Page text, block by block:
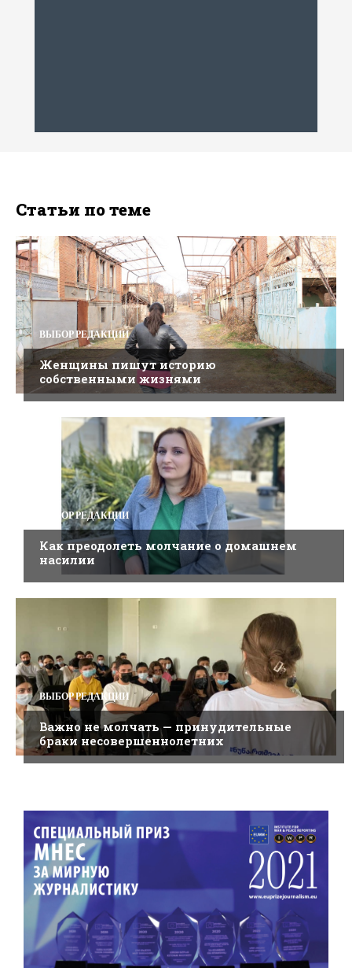
Статьи по теме
ВЫБОР РЕДАКЦИИ
Женщины пишут историю
собственными жизнями
ВЫБОР РЕДАКЦИИ
Как преодолеть молчание о домашнем
насилии
ВЫБОР РЕДАКЦИИ
Важно не молчать — принудительные
браки несовершеннолетних